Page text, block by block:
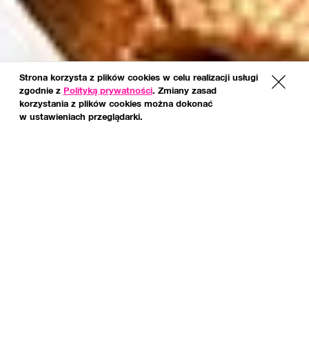
Strona korzysta z plików cookies w celu realizacji usługi
zgodnie z Polityką prywatności. Zmiany zasad
korzystania z plików cookies można dokonać
w ustawieniach przeglądarki.
x